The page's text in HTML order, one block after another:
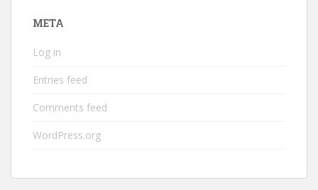
META
Log in
Entries feed
Comments feed
WordPress.org